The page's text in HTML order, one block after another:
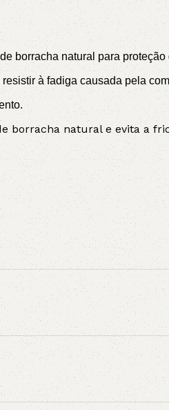
borracha natural para
à fadiga causada pela
borracha natural e evita a